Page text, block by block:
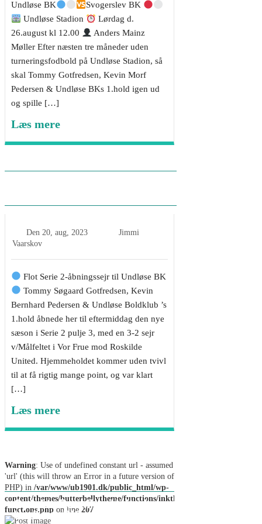
Undløse BK
Svogerslev BK
Undløse Stadion
Lørdag d.
26.august kl 12.00
Anders Mainz
Møller Efter næsten tre måneder uden
turneringsfodbold på Undløse Stadion, så
skal Tommy Gotfredsen, Kevin Morf
Pedersen & Undløse BKs 1.hold igen ud
og spille […]
Læs mere
Den 20, aug, 2023
Jimmi
Vaarskov
Flot Serie 2-åbningssejr til Undløse BK
Tommy Søgaard Gotfredsen, Kevin
Bernhard Pedersen & Undløse Boldklub ’s
1.hold åbnede her til eftermiddag den nye
sæson i Serie 2 pulje 3, med en 3-2 sejr
v/Målfeltet i Vor Frue mod Roskilde
United. Hjemmeholdet kommer uden tvivl
til at få rigtig mange point, og var klart
[…]
Læs mere
Warning: Use of undefined constant url - assumed
'url' (this will throw an Error in a future version of
PHP) in /var/www/ub1901.dk/public_html/wp-
content/themes/butterbellytheme/functions/inkthemes-
functions.php on line 207
Optakt: Roskilde United –
Undløse BK